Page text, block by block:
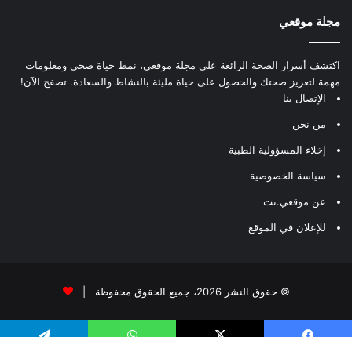
مجلة موقعي
اكتشف أسرار الصحة الرائعة على مجلة موقعي، نمط حياة صحي ومعلومات
مهمة لتعزيز صحتك والحصول على حياة مليئة بالنشاط والسعادة. تصفح الآن!
الإتصال بنا
من نحن
إخلاء المسؤولية الطبية
سياسة الخصوصية
عن موقعي.نت
للإعلان في الموقع
© حقوق النشر 2026، جميع الحقوق محفوظة |